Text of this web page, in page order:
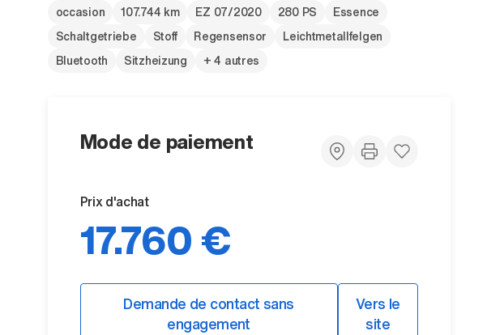
occasion 107.744 km EZ 07/2020 280 PS
Essence
Schaltgetriebe
Stoff Regensensor
Leichtmetallfelgen
Bluetooth
Sitzheizung + 4 autres
Mode de paiement
Prix d'achat
17.760 €
Demande de contact sans
engagement
Vers le
site